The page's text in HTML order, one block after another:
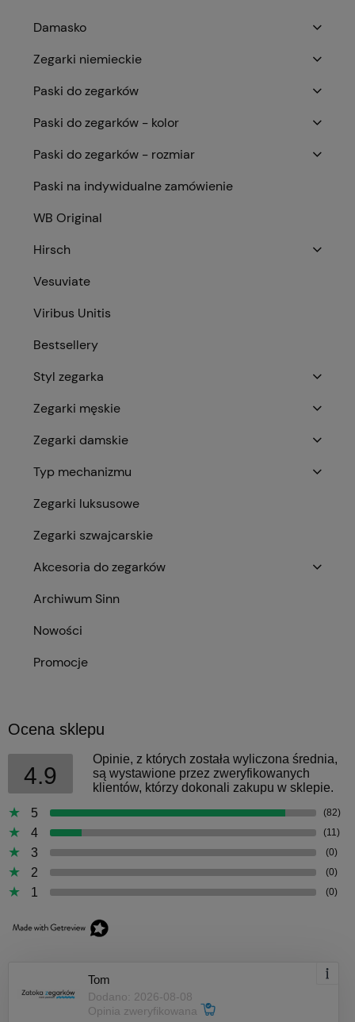
Damasko
Zegarki niemieckie
Paski do zegarków
Paski do zegarków - kolor
Paski do zegarków - rozmiar
Paski na indywidualne zamówienie
WB Original
Hirsch
Vesuviate
Viribus Unitis
Bestsellery
Styl zegarka
Zegarki męskie
Zegarki damskie
Typ mechanizmu
Zegarki luksusowe
Zegarki szwajcarskie
Akcesoria do zegarków
Archiwum Sinn
Nowości
Promocje
Ocena sklepu
4.9
Opinie, z których została wyliczona średnia,
są wystawione przez zweryfikowanych
klientów, którzy dokonali zakupu w sklepie.
5
(82)
4 (11)
3 (0)
2 (0)
1 (0)
Tom
Dodano: 2026-08-08
Opinia zweryfikowana